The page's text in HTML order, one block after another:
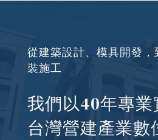
從建築設計、模具開發，
裝施工
我們以40年專
台灣營建產業數